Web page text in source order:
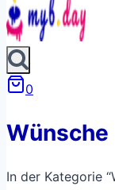
0
Wünsche
In der Kategorie